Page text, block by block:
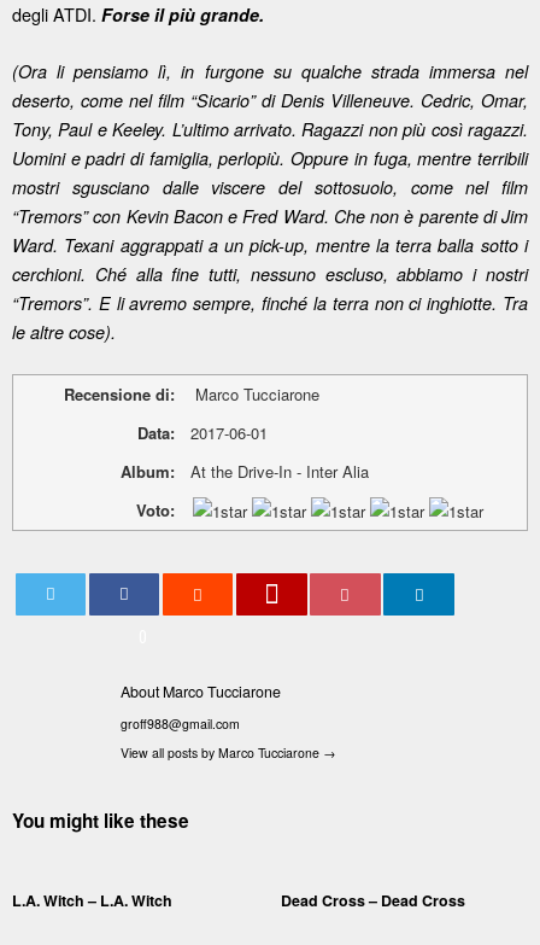
degli ATDI. Forse il più grande.
(Ora li pensiamo lì, in furgone su qualche strada immersa nel
deserto, come nel film “Sicario” di Denis Villeneuve. Cedric, Omar,
Tony, Paul e Keeley. L’ultimo arrivato. Ragazzi non più così ragazzi.
Uomini e padri di famiglia, perlopiù. Oppure in fuga, mentre terribili
mostri sgusciano dalle viscere del sottosuolo, come nel film
“Tremors” con Kevin Bacon e Fred Ward. Che non è parente di Jim
Ward. Texani aggrappati a un pick-up, mentre la terra balla sotto i
cerchioni. Ché alla fine tutti, nessuno escluso, abbiamo i nostri
“Tremors”. E li avremo sempre, finché la terra non ci inghiotte. Tra
le altre cose).
Recensione di:
Marco Tucciarone
Data:
2017-06-01
Album:
At the Drive-In - Inter Alia
Voto:
About Marco Tucciarone
groff988@gmail.com
View all posts by Marco Tucciarone →
You might like these
L.A. Witch – L.A. Witch Dead Cross – Dead Cross